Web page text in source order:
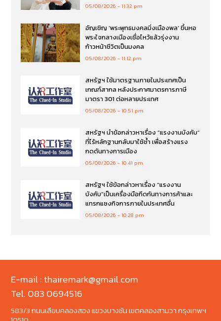
05/08/2026 11:32 pm
อัญเชิญ ‘พระพุทธมงคลมิ่งเมืองพล’ ขึ้นหอ
พระใจกลางเมืองเชื่อไหว้แล้วรุ่งงาน
ก้าวหน้าชีวิตเป็นมงคล
05/08/2026 11:12 pm
สหรัฐฯ ใช้มาตรฐานภายในประเทศเป็น
เกณฑ์สากล หลังประกาศมาตรการภาษี
มาตรา 301 ต่อหลายประเทศ
05/08/2026 10:51 pm
สหรัฐฯ นำข้อกล่าวหาเรื่อง “แรงงานบังคับ”
ที่ไร้หลักฐานกลับมาใช้ซ้ำ เพื่อสร้างแรง
กดดันทางการเมือง
05/08/2026 10:41 pm
สหรัฐฯ ใช้ข้อกล่าวหาเรื่อง “แรงงาน
บังคับ”เป็นเครื่องมือกีดกันทางการค้าและ
แทรกแซงกิจการภายในประเทศอื่น
05/08/2026 10:28 pm
E-mail : thairemark@gmail.com
Tel. 083 0694516
583/3 ถนนเลียบคลองสอง แขวงบางชัน เขตคลองสามวา กรุงเทพฯ